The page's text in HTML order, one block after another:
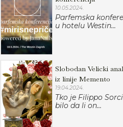
10.05.2024.
Parfemska
u hotelu Westin...
Slobodan Velicki
iz linije Memento
19.04.2024.
Tko je Filippo
bilo da li on...